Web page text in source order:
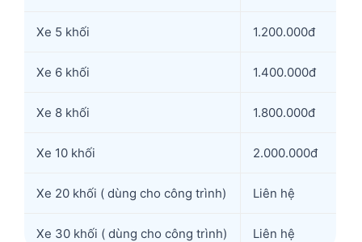
Xe 5 khối 1.200.000đ
Xe 6 khối 1.400.000đ
Xe 8 khối 1.800.000đ
Xe 10 khối 2.000.000đ
Xe 20 khối ( dùng cho công trình) Liên hệ
Xe 30 khối ( dùng cho công trình) Liên hệ